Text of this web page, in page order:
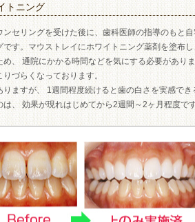
トニング
ンセリングを受けた後に、歯科医師の指導のもと
です。マウストレイにホワイトニング薬剤を塗布
め、 通院にかかる時間などを気にする必要があり
づらくなっております。
りますが、 1週間程度続けると歯の白さを実感で
は、 効果が現れはじめてから2週間～2ヶ月程度で